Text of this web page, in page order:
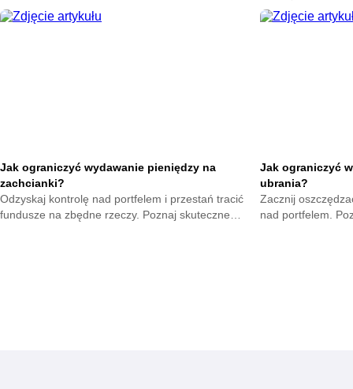
przycisku kup teraz.
nagłych
oszczędności już
Jak ograniczyć wydawanie pieniędzy na
zachcianki?
Odzyskaj kontrolę nad portfelem i przestań tracić
fundusze na zbędne rzeczy. Poznaj skuteczne
Jak ograniczyć
ubrania?
Zacznij
nad portfelem.